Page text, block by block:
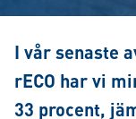
I vår senaste
rECO har vi
33 procent,